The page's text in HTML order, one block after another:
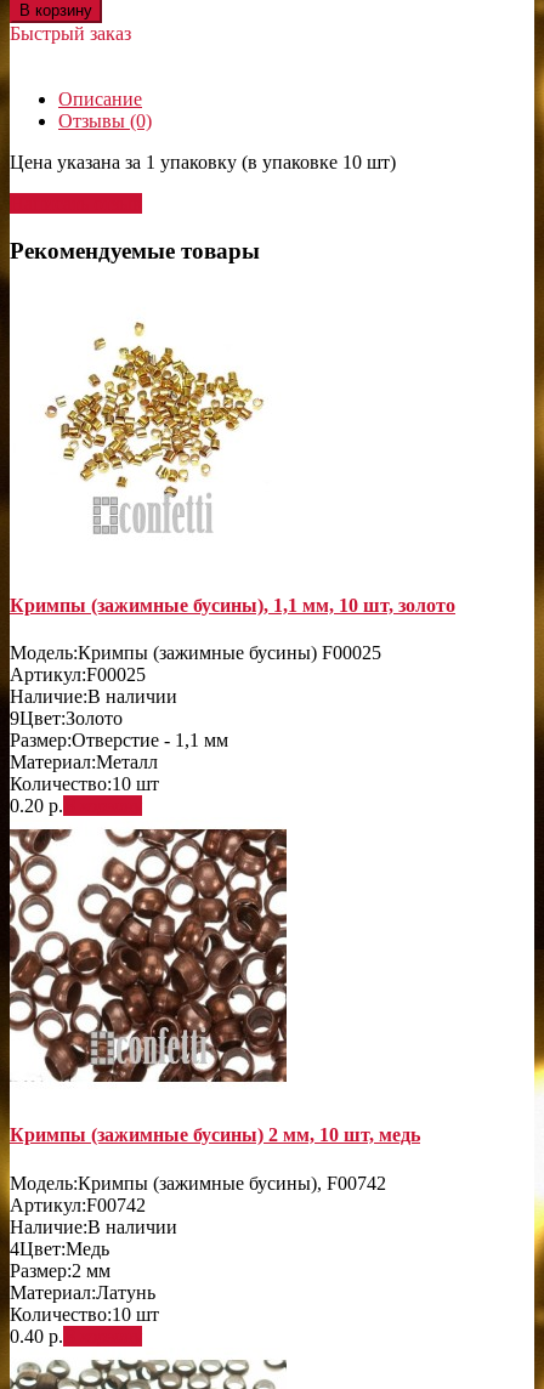
В корзину
Быстрый заказ
Описание
Отзывы (0)
Цена указана за 1 упаковку (в упаковке 10 шт)
Рекомендуемые товары
Кримпы (зажимные бусины), 1,1 мм, 10 шт, золото
Модель:Кримпы (зажимные бусины) F00025
Артикул:F00025
Наличие:В наличии
9Цвет:Золото
Размер:Отверстие - 1,1 мм
Материал:Металл
Количество:10 шт
0.20 р.
Кримпы (зажимные бусины) 2 мм, 10 шт, медь
Модель:Кримпы (зажимные бусины), F00742
Артикул:F00742
Наличие:В наличии
4Цвет:Медь
Размер:2 мм
Материал:Латунь
Количество:10 шт
0.40 р.